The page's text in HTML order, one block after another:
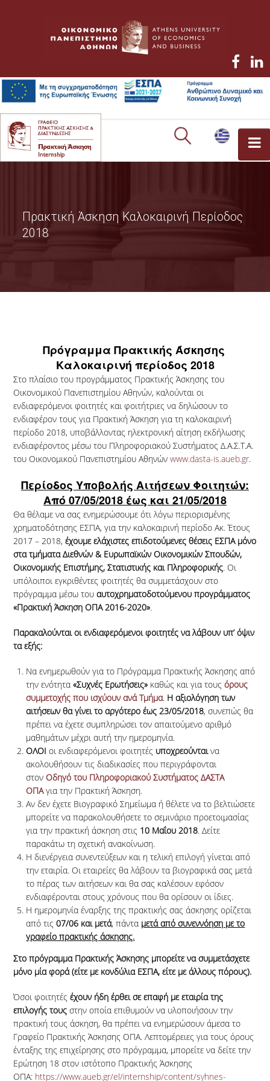
PROCEDURES
INTERNSHIP DURATION AND
FORMS
NEWS
Πρακτική Άσκηση Καλοκαιρινή Περίοδος
2018
Πρόγραμμα Πρακτικής Άσκησης
Καλοκαιρινή περίοδος 2018
Στο πλαίσιο του προγράμματος Πρακτικής Άσκησης του
Οικονομικού Πανεπιστημίου Αθηνών, καλούνται οι
ενδιαφερόμενοι φοιτητές και φοιτήτριες να δηλώσουν το
ενδιαφέρον τους για Πρακτική Άσκηση για τη καλοκαιρινή
περίοδο 2018, υποβάλλοντας ηλεκτρονική αίτηση εκδήλωσης
ενδιαφέροντος μέσω του Πληροφοριακού Συστήματος Δ.Α.Σ.Τ.Α.
του Οικονομικού Πανεπιστημίου Αθηνώνwww.dasta-is.aueb.gr.
Περίοδος Υποβολής Αιτήσεων Φοιτητών:
Από 07/05/2018 έως και 21/05/2018
Θα θέλαμε να σας ενημερώσουμε ότι λόγω περιορισμένης
χρηματοδότησης ΕΣΠΑ, για την καλοκαιρινή περίοδο Ακ. Έτους
2017 – 2018,έχουμε ελάχιστες επιδοτούμενες θέσεις ΕΣΠΑ μόνο
στα τμήματα Διεθνών & Ευρωπαϊκών Οικονομικών Σπουδών,
Οικονομικής Επιστήμης, Στατιστικής και Πληροφορικής. Οι
υπόλοιποι εγκριθέντες φοιτητές θα συμμετάσχουν στο
πρόγραμμα μέσω τουαυτοχρηματοδοτούμενου προγράμματος
«Πρακτική Άσκηση ΟΠΑ 2016-2020».
Παρακαλούνται οι ενδιαφερόμενοι φοιτητές να λάβουν υπ’ όψιν
τα εξής:
Να ενημερωθούν για το Πρόγραμμα Πρακτικής Άσκησης από
την ενότητα«Συχνές Ερωτήσεις» καθώς και για τουςόρους
συμμετοχής που ισχύουν ανά Τμήμα. Η αξιολόγηση των
αιτήσεων θα γίνει το αργότερο έως 23/05/2018, συνεπώς θα
πρέπει να έχετε συμπληρώσει τον απαιτούμενο αριθμό
μαθημάτων μέχρι αυτή την ημερομηνία.
ΟΛΟΙ οι ενδιαφερόμενοι φοιτητές υποχρεούνταινα
ακολουθήσουν τις διαδικασίες που περιγράφονται
στον Οδηγό του Πληροφοριακού Συστήματος ΔΑΣΤΑ
ΟΠΑγια την Πρακτική Άσκηση.
Αν δεν έχετε Βιογραφικό Σημείωμα ή θέλετε να το βελτιώσετε
μπορείτε να παρακολουθήσετε το σεμινάριο προετοιμασίας
για την πρακτική άσκηση στις 10 Μαΐου 2018. Δείτε
παρακάτω τη σχετική ανακοίνωση.
Η διενέργεια συνεντεύξεων και η τελική επιλογή γίνεται από
την εταιρία. Οι εταιρείες θα λάβουν τα βιογραφικά σας μετά
το πέρας των αιτήσεων και θα σας καλέσουν εφόσον
ενδιαφέρονται στους χρόνους που θα ορίσουν οι ίδιες.
Η ημερομηνία έναρξης της πρακτικής σας άσκησης ορίζεται
από τις07/06 και μετά, πάντα μετά από συνεννόηση με το
γραφείο πρακτικής άσκησης.
Στο πρόγραμμα Πρακτικής Άσκησης μπορείτε να συμμετάσχετε
μόνο μία φορά (είτε με κονδύλια ΕΣΠΑ, είτε με άλλους πόρους).
Όσοι φοιτητέςέχουν ήδη έρθει σε επαφή με εταιρία της
επιλογής τους στην οποία επιθυμούν να υλοποιήσουν την
πρακτική τους άσκηση, θα πρέπει να ενημερώσουν άμεσα το
Γραφείο Πρακτικής Άσκησης ΟΠΑ. Λεπτομέρειες για τους όρους
ένταξης της επιχείρησης στο πρόγραμμα, μπορείτε να δείτε την
Ερώτηση 18 στον ιστότοπο Πρακτικής Άσκησης
ΟΠΑ: https://www.aueb.gr/el/internship/content/syhnes-